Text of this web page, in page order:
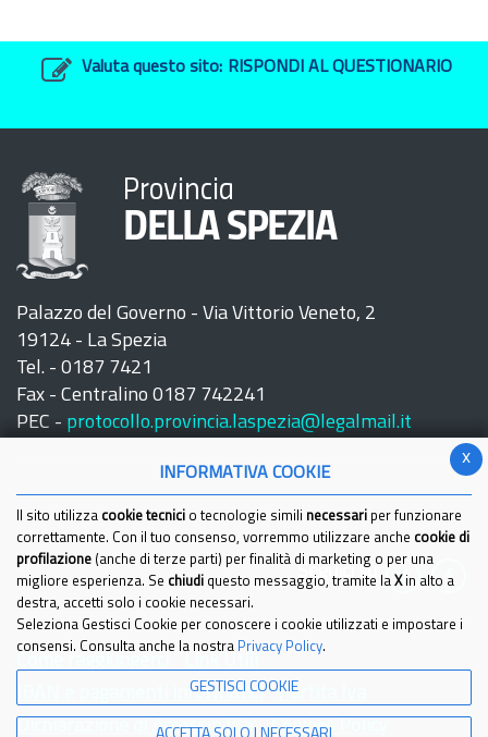
Valuta questo sito: RISPONDI AL QUESTIONARIO
Provincia
DELLA SPEZIA
Palazzo del Governo - Via Vittorio Veneto, 2
19124 - La Spezia
Tel. - 0187 7421
Fax - Centralino 0187 742241
PEC - protocollo.provincia.laspezia@legalmail.it
Seguici su:
IBAN e pagamenti informatici
Partita Iva
Dichiarazione di Accessibilita'
Cookies Policy
x
INFORMATIVA COOKIE
Il sito utilizza cookie tecnici o tecnologie simili necessari per funzionare
correttamente. Con il tuo consenso, vorremmo utilizzare anche cookie di
profilazione (anche di terze parti) per finalità di marketing o per una
migliore esperienza. Se chiudi questo messaggio, tramite la Xin alto a
destra, accetti solo i cookie necessari.
Seleziona Gestisci Cookie per conoscere i cookie utilizzati e impostare i
consensi. Consulta anche la nostra Privacy Policy.
GESTISCI COOKIE